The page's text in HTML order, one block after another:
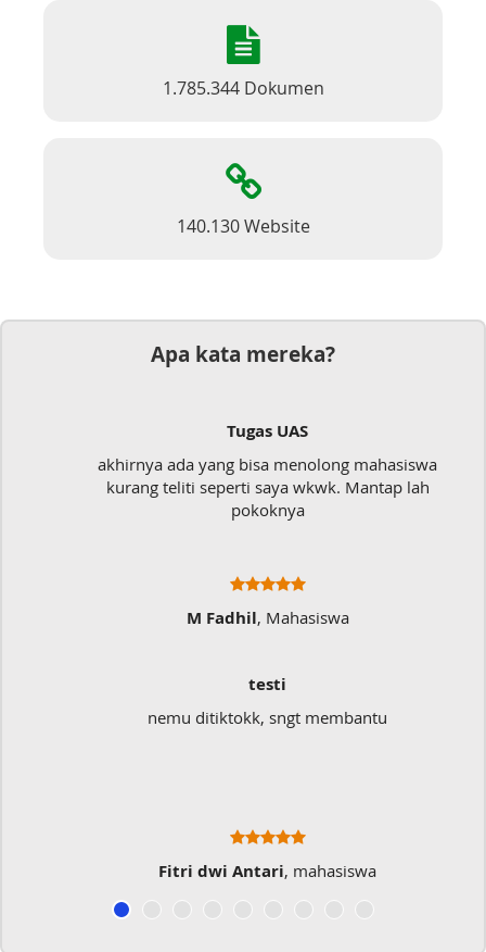
1.785.344 Dokumen
140.130 Website
Apa kata mereka?
Tugas UAS
akhirnya ada yang bisa menolong mahasiswa
kurang teliti seperti saya wkwk. Mantap lah
pokoknya
M Fadhil, Mahasiswa
testi
nemu ditiktokk, sngt membantu
Fitri dwi Antari, mahasiswa